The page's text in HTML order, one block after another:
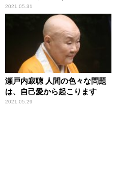
2021.05.31
瀬戸内寂聴 人間の色々な問題
は、自己愛から起こります
2021.05.29